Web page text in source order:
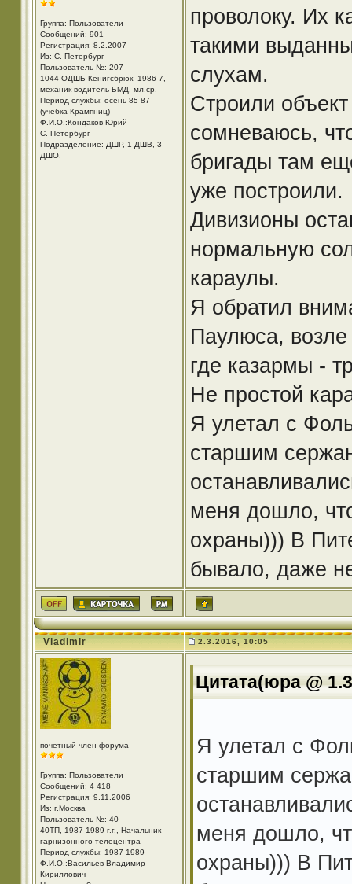
Группа: Пользователи
Сообщений: 901
Регистрация: 8.2.2007
Из: С.-Петербург
Пользователь №: 207
1044 ОДШБ Кенигсбрюк, 1986-7,
механик-водитель БМД, мл.ср.
Период службы: осень 85-87
(учебка Крампниц)
Ф.И.О.:Кондаков Юрий
С.-Петербург
Подразделение: ДШР, 1 ДШВ, 3
ДШО.
проволоку. Их
такими
слухам.
Строили
сомневаюсь,
бригады там
уже построили.
Дивизионы
нормальную
караулы.
Я обратил
Паулюса,
где казармы -
Не простой
Я улетал с
старшим
меня дошло,
охраны))) В
бывало, даже
Vladimir 2.3.2016, 10:05
почетный член форума
Группа: Пользователи
Сообщений: 4 418
Регистрация: 9.11.2006
Из: г.Москва
Пользователь №: 40
40ТП, 1987-1989 г.г., Начальник
гарнизонного телецентра
Период службы: 1987-1989
Ф.И.О.:Васильев Владимир
Кириллович
Цитата(юра @
Я улетал с
старшим
меня дошло,
охраны))) В